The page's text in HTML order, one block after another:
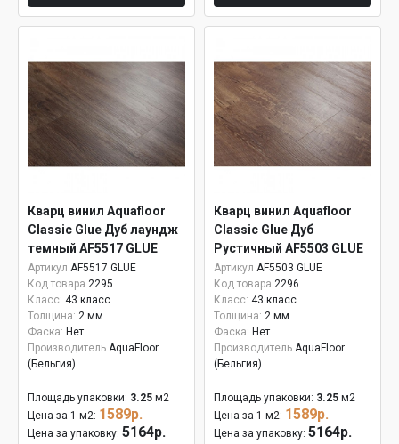
Кварц винил Aquafloor
Classic Glue Дуб лаундж
темный AF5517 GLUE
Артикул AF5517 GLUE
Код товара 2295
Класс: 43 класс
Толщина: 2 мм
Фаска: Нет
Производитель AquaFloor
(Бельгия)
Площадь упаковки: 3.25 м2
Цена за 1 м2: 1589р.
Цена за упаковку: 5164р.
Кварц винил Aquafloor
Classic Glue Дуб
Рустичный AF5503 GLUE
Артикул AF5503 GLUE
Код товара 2296
Класс: 43 класс
Толщина: 2 мм
Фаска: Нет
Производитель AquaFloor
(Бельгия)
Площадь упаковки: 3.25 м2
Цена за 1 м2: 1589р.
Цена за упаковку: 5164р.